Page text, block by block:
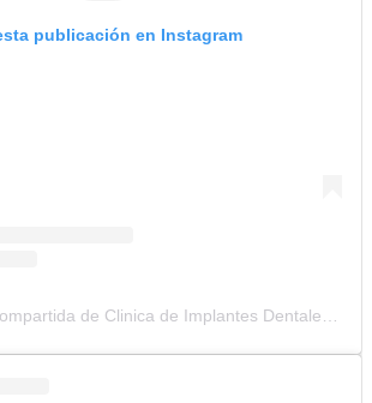
publicación en Instagram